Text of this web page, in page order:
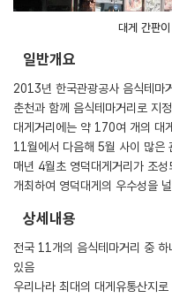
대게 간판
일반개요
2013년 한국관광공사 음식테마
춘천과 함께 음식테마거리로 지
대게거리에는 약 170여 개의 대
11월에서 다음해 5월 사이 많은
매년 4월초 영덕대게거리가 조
개최하여 영덕대게의 우수성을
상세내용
전국 11개의 음식테마거리 중 하
있음
우리나라 최대의 대게유통산지